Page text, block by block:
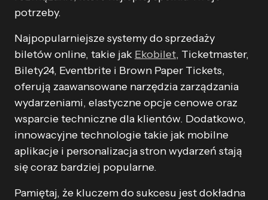
potrzeby.
Najpopularniejsze systemy do sprzedaży
biletów online, takie jak Ekobilet, Ticketmaster,
Bilety24, Eventbrite i Brown Paper Tickets,
oferują zaawansowane narzędzia zarządzania
wydarzeniami, elastyczne opcje cenowe oraz
wsparcie techniczne dla klientów. Dodatkowo,
innowacyjne technologie takie jak mobilne
aplikacje i personalizacja stron wydarzeń stają
się coraz bardziej popularne.
Pamiętaj, że kluczem do sukcesu jest dokładna